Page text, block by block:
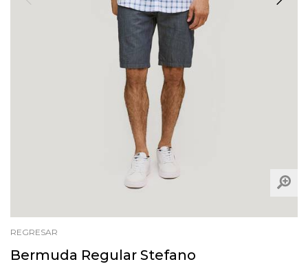
REGRESAR
Bermuda Regular Stefano